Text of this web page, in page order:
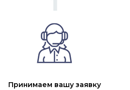
Принимаем вашу заявку